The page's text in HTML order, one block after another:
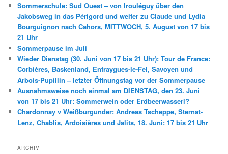
Sommerschule: Sud Ouest – von Irouléguy über den
Jakobsweg in das Périgord und weiter zu Claude und Lydia
Bourguignon nach Cahors, MITTWOCH, 5. August von 17 bis
21 Uhr
Sommerpause im Juli
Wieder Dienstag (30. Juni von 17 bis 21 Uhr): Tour de France:
Corbières, Baskenland, Entraygues-le-Fel, Savoyen und
Arbois-Pupillin – letzter Öffnungstag vor der Sommerpause
Ausnahmsweise noch einmal am DIENSTAG, den 23. Juni
von 17 bis 21 Uhr: Sommerwein oder Erdbeerwasserl?
Chardonnay v Weißburgunder: Andreas Tscheppe, Sternat-
Lenz, Chablis, Ardoisières und Jalits, 18. Juni: 17 bis 21 Uhr
ARCHIV